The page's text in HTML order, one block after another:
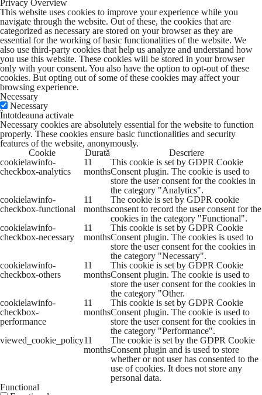
Privacy Overview
This website uses cookies to improve your experience while you
navigate through the website. Out of these, the cookies that are
categorized as necessary are stored on your browser as they are
essential for the working of basic functionalities of the website. We
also use third-party cookies that help us analyze and understand how
you use this website. These cookies will be stored in your browser
only with your consent. You also have the option to opt-out of these
cookies. But opting out of some of these cookies may affect your
browsing experience.
Necessary
Necessary
Întotdeauna activate
Necessary cookies are absolutely essential for the website to function
properly. These cookies ensure basic functionalities and security
features of the website, anonymously.
Cookie
Durată
Descriere
cookielawinfo-
checkbox-analytics
11
months
This cookie is set by GDPR Cookie
Consent plugin. The cookie is used to
store the user consent for the cookies in
the category "Analytics".
cookielawinfo-
checkbox-functional
11
months
The cookie is set by GDPR cookie
consent to record the user consent for the
cookies in the category "Functional".
cookielawinfo-
checkbox-necessary
11
months
This cookie is set by GDPR Cookie
Consent plugin. The cookies is used to
store the user consent for the cookies in
the category "Necessary".
cookielawinfo-
checkbox-others
11
months
This cookie is set by GDPR Cookie
Consent plugin. The cookie is used to
store the user consent for the cookies in
the category "Other.
cookielawinfo-
checkbox-
performance
11
months
This cookie is set by GDPR Cookie
Consent plugin. The cookie is used to
store the user consent for the cookies in
the category "Performance".
viewed_cookie_policy11
months
The cookie is set by the GDPR Cookie
Consent plugin and is used to store
whether or not user has consented to the
use of cookies. It does not store any
personal data.
Functional